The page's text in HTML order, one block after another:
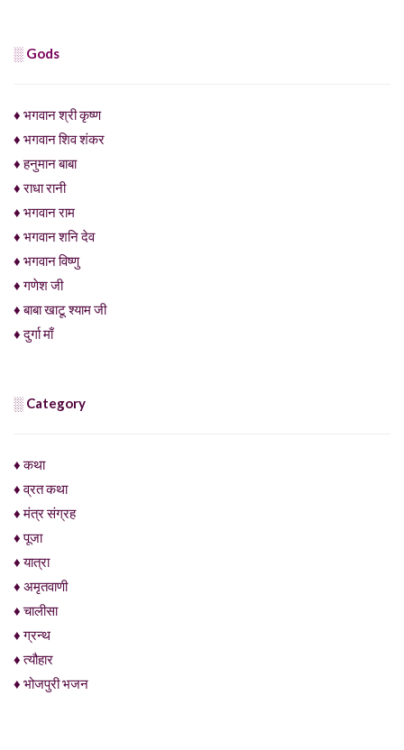
░ Gods
♦ भगवान श्री कृष्ण
♦ भगवान शिव शंकर
♦ हनुमान बाबा
♦ राधा रानी
♦ भगवान राम
♦ भगवान शनि देव
♦ भगवान विष्णु
♦ गणेश जी
♦ बाबा खाटू श्याम जी
♦ दुर्गा माँ
░ Category
♦ कथा
♦ व्रत कथा
♦ मंत्र संग्रह
♦ पूजा
♦ यात्रा
♦ अमृतवाणी
♦ चालीसा
♦ ग्रन्थ
♦ त्यौहार
♦ भोजपुरी भजन